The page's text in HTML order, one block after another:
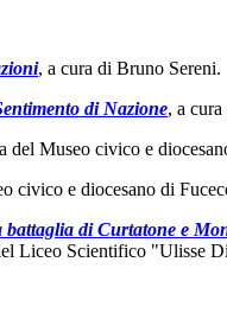
, a cura di Bruno Sereni.
di Nazione, a
del Museo civico e
civico e diocesano di
di Curtatone e
Liceo Scientifico "Ulisse